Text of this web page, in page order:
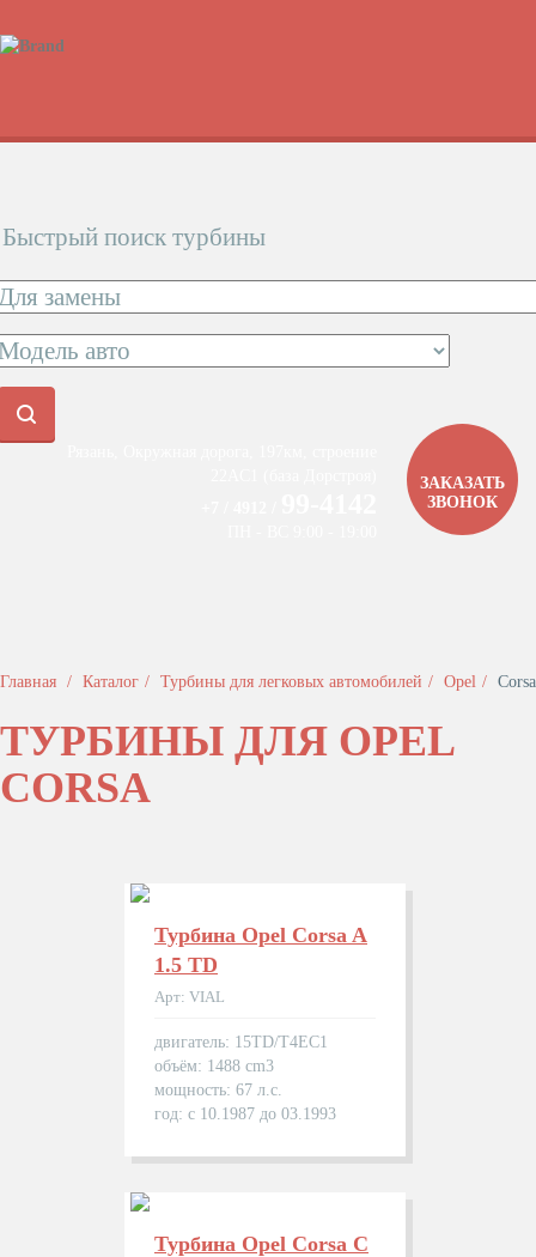
Быстрый поиск турбины
ЗАКАЗАТЬ
ЗВОНОК
Главная Каталог Турбины для легковых автомобилей Opel Corsa
ТУРБИНЫ ДЛЯ OPEL
CORSA
Турбина Opel Corsa A
1.5 TD
Арт: VIAL
двигатель: 15TD/T4EC1
объём: 1488 cm3
мощность: 67 л.с.
год: с 10.1987 до 03.1993
Турбина Opel Corsa C